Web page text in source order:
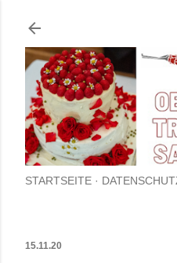
STARTSEITE
15.11.20